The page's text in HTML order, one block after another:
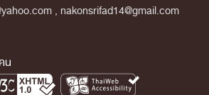
, nakonsrifad14@gmail.com
น